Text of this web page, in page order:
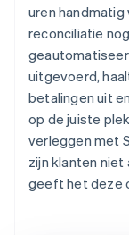
uren
reconciliatie
uitgevoerd,
betalingen uit
op de juiste
verleggen met
zijn klanten
geeft het deze